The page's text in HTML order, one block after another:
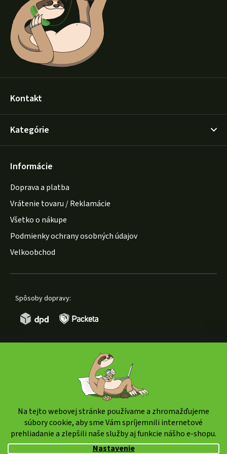
Na tejto webovej stránke používame a zhromažďujeme
súbory cookie, aby sme Vám spríjemnili internetové
prehliadanie a zlepšili naše služby aj funkcie nášho e-shopu.
Nastavenie
Kontakt
Kategórie
Informácie
Doprava a platba
Vrátenie tovaru / Reklamácie
Všetko o nákupe
Podmienky ochrany osobných údajov
Velkoobchod
Spôsoby dopravy:
Copyright 2026weedshop.sk. Všetky práva vyhradené.
Upraviť nastavenie cookies